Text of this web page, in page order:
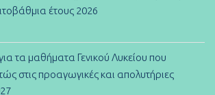
έτους 2026
τα μαθήματα Γενικού Λυκείου που
στις προαγωγικές και απολυτήριες